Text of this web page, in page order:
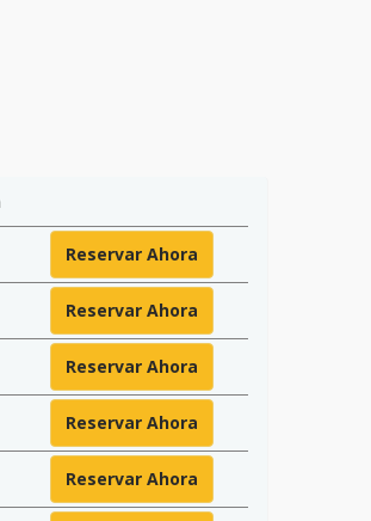
Reservar Ahora
Reservar Ahora
Reservar Ahora
Reservar Ahora
Reservar Ahora